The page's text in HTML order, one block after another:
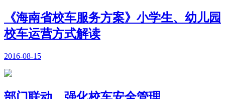
《海南省校车服务方案》小学生、幼儿园
校车运营方式解读
2016-08-15